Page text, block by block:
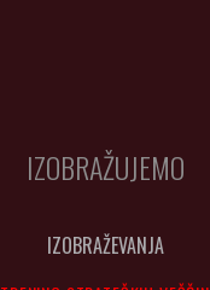
IZOBRAŽUJEMO
IZOBRAŽEVANJA